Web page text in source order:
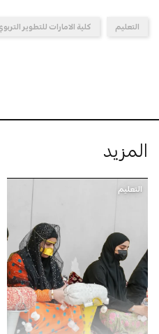
التعليم كلية الامارات للتطوير التربوي
المزيد
التعليم